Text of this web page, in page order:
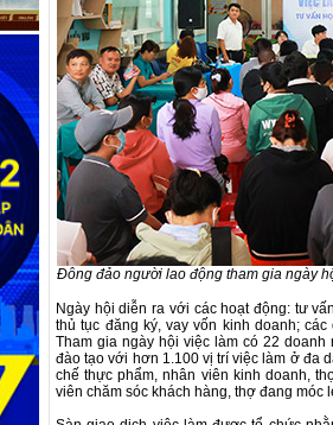
Đông đảo người lao động tham gia ngày
Ngày hội diễn ra với các hoạt động: tư
thủ tục đăng ký, vay vốn kinh doanh;
Tham gia ngày hội việc làm có 22
đào tạo với hơn 1.100 vị trí việc làm ở đa
chế thực phẩm, nhân viên kinh doanh,
viên chăm sóc khách hàng, thợ đang